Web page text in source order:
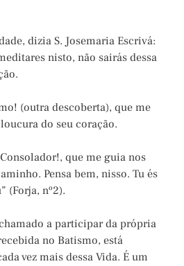
dizia S. Josemaria Escrivá:
nisto, não sairás dessa
(outra descoberta), que me
do seu coração.
que me guia nos
Pensa bem, nisso. Tu és
(Forja, nº2).
a participar da própria
no Batismo, está
vez mais dessa Vida. É um